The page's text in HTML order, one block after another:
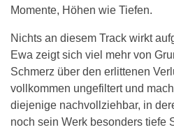
Momente, Höhen wie Tiefen.
Nichts an diesem Track wirkt
Ewa zeigt sich viel mehr von
Schmerz über den erlittenen
vollkommen ungefiltert und
diejenige nachvollziehbar, in
noch sein Werk besonders tiefe